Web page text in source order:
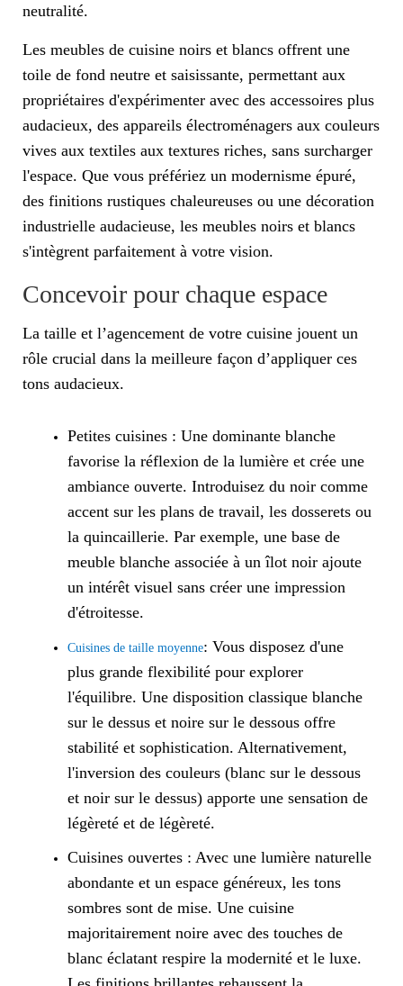
neutralité.
Les meubles de cuisine noirs et blancs offrent une
toile de fond neutre et saisissante, permettant aux
propriétaires d'expérimenter avec des accessoires plus
audacieux, des appareils électroménagers aux couleurs
vives aux textiles aux textures riches, sans surcharger
l'espace. Que vous préfériez un modernisme épuré,
des finitions rustiques chaleureuses ou une décoration
industrielle audacieuse, les meubles noirs et blancs
s'intègrent parfaitement à votre vision.
Concevoir pour chaque espace
La taille et l’agencement de votre cuisine jouent un
rôle crucial dans la meilleure façon d’appliquer ces
tons audacieux.
Petites cuisines : Une dominante blanche
favorise la réflexion de la lumière et crée une
ambiance ouverte. Introduisez du noir comme
accent sur les plans de travail, les dosserets ou
la quincaillerie. Par exemple, une base de
meuble blanche associée à un îlot noir ajoute
un intérêt visuel sans créer une impression
d'étroitesse.
Cuisines de taille moyenne: Vous disposez d'une
plus grande flexibilité pour explorer
l'équilibre. Une disposition classique blanche
sur le dessus et noire sur le dessous offre
stabilité et sophistication. Alternativement,
l'inversion des couleurs (blanc sur le dessous
et noir sur le dessus) apporte une sensation de
légèreté et de légèreté.
Cuisines ouvertes : Avec une lumière naturelle
abondante et un espace généreux, les tons
sombres sont de mise. Une cuisine
majoritairement noire avec des touches de
blanc éclatant respire la modernité et le luxe.